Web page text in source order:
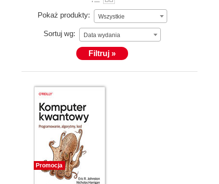
Pokaż produkty: Wszystkie
Sortuj wg: Data wydania
Filtruj »
Promocja